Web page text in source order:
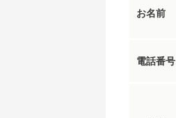
お名前
電話番号